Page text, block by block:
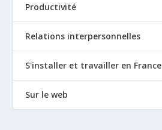
Productivité
Relations interpersonnelles
S'installer et travailler en France
Sur le web